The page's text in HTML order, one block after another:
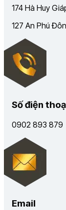
174 Hà Huy
127 An Phú
Số điện
0902 893 879
Email